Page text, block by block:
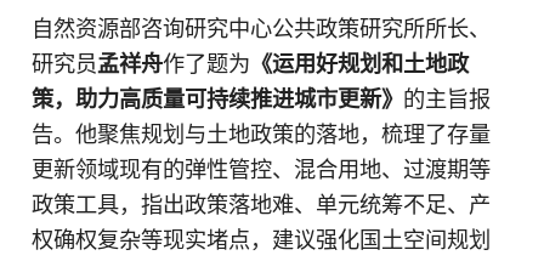
自然资源部咨询研究中心公共政策研究所所长、
研究员孟祥舟作了题为 《运用好规划和土地政
策，助力高质量可持续推进城市更新》 的主旨报
告。他聚焦规划与土地政策的落地，梳理了存量
更新领域现有的弹性管控、混合用地、过渡期等
政策工具，指出政策落地难、单元统筹不足、产
权确权复杂等现实堵点，建议强化国土空间规划